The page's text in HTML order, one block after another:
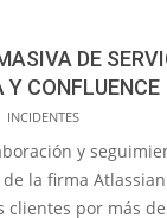
DE
CONFLUENCE
INCIDENTES
y
de la firma
clientes por más